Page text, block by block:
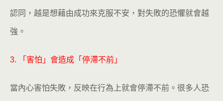
認同，越是想藉由成功來克服不安，對失敗的恐懼就會越
強。
3. 「害怕」會造成「停滯不前」
當內心害怕失敗，反映在行為上就會停滯不前。很多人恐